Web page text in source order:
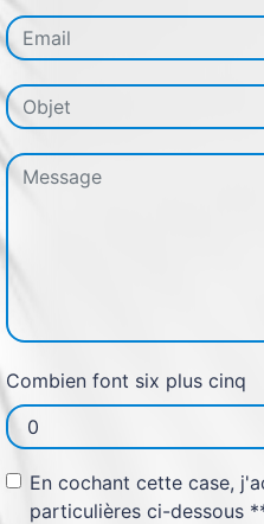
Combien font six plus cinq
En cochant cette case,
particulières ci-dessous